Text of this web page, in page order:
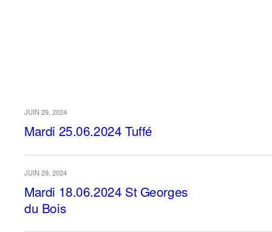
JUIN 29, 2024
Mardi 25.06.2024 Tuffé
JUIN 29, 2024
Mardi 18.06.2024 St Georges
du Bois